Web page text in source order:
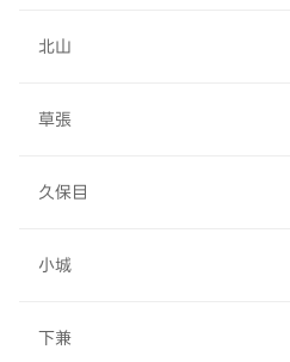
北山
草張
久保目
小城
下兼